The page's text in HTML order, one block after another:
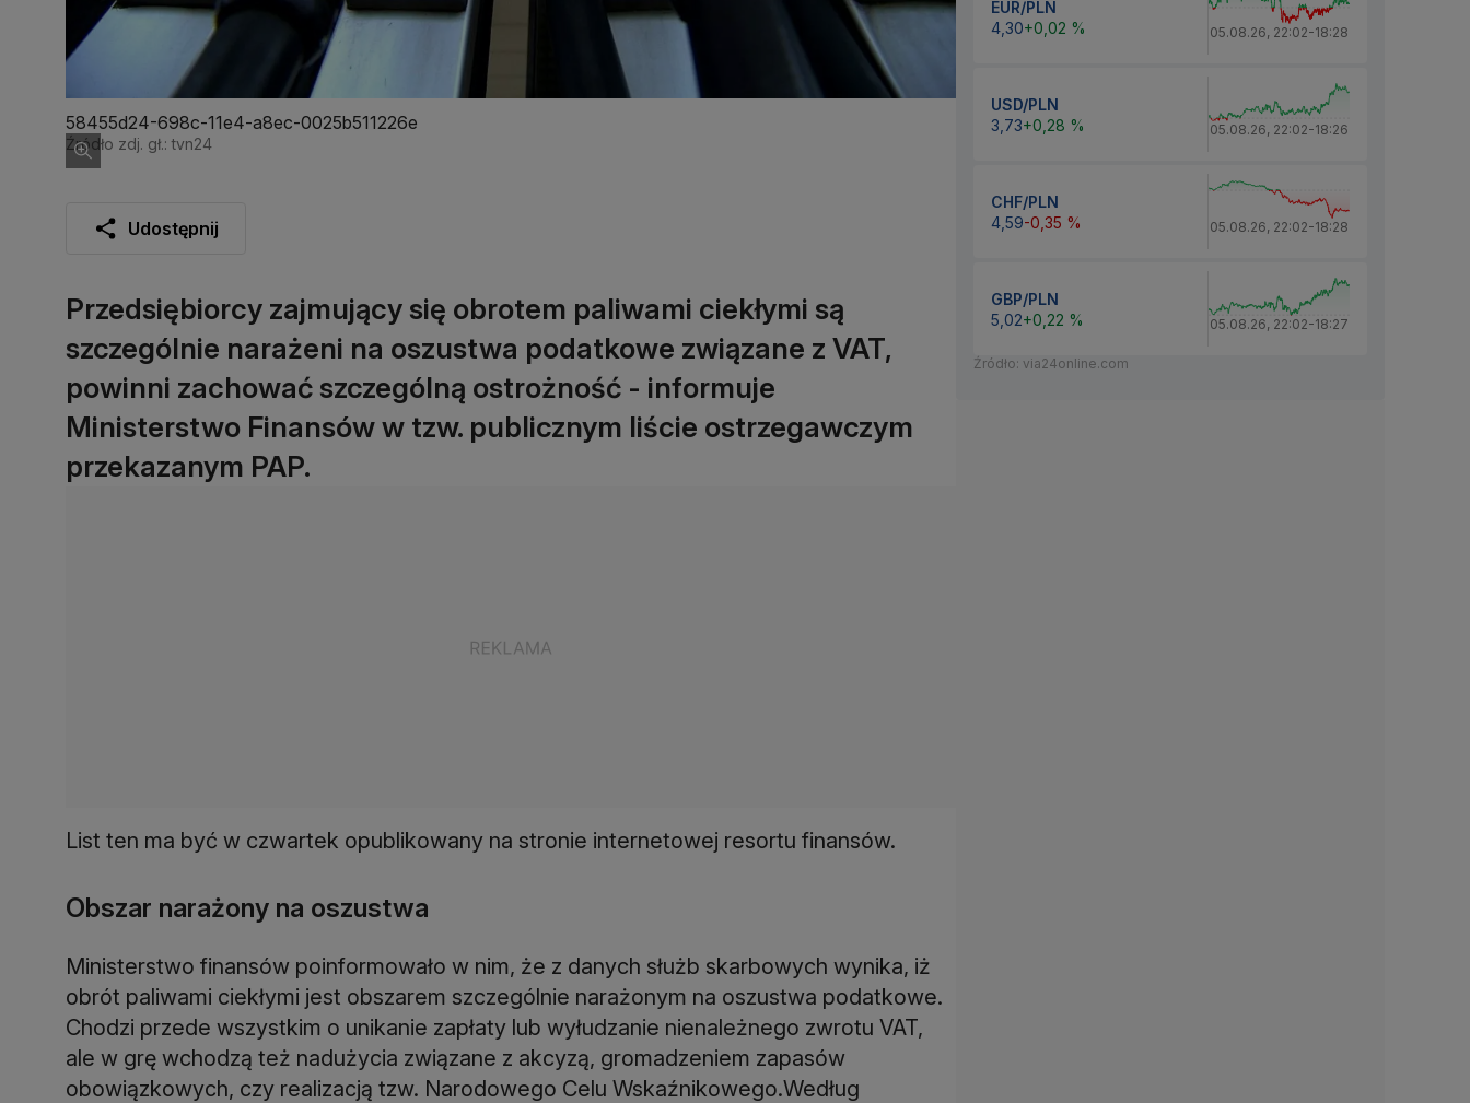
58455d24-698c-11e4-a8ec-0025b511226e
Źródło zdj. gł.: tvn24
Udostępnij
Przedsiębiorcy zajmujący się obrotem paliwami ciekłymi są
szczególnie narażeni na oszustwa podatkowe związane z VAT,
powinni zachować szczególną ostrożność - informuje
Ministerstwo Finansów w tzw. publicznym liście ostrzegawczym
przekazanym PAP.
List ten ma być w czwartek opublikowany na stronie internetowej resortu finansów.
Obszar narażony na oszustwa
Ministerstwo finansów poinformowało w nim, że z danych służb skarbowych wynika, iż
obrót paliwami ciekłymi jest obszarem szczególnie narażonym na oszustwa podatkowe.
Chodzi przede wszystkim o unikanie zapłaty lub wyłudzanie nienależnego zwrotu VAT,
ale w grę wchodzą też nadużycia związane z akcyzą, gromadzeniem zapasów
obowiązkowych, czy realizacją tzw. Narodowego Celu Wskaźnikowego.Według
EUR/PLN
4,30+0,02 % 05.08.26, 22:02-18:28
USD/PLN
3,73+0,28 % 05.08.26, 22:02-18:26
CHF/PLN
4,59-0,35 % 05.08.26, 22:02-18:28
GBP/PLN
5,02+0,22 % 05.08.26, 22:02-18:27
Źródło: via24online.com